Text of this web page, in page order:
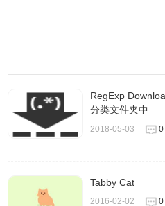
RegExp
分类文件夹中
2018-05-03 0
Tabby Cat
2016-02-02 0